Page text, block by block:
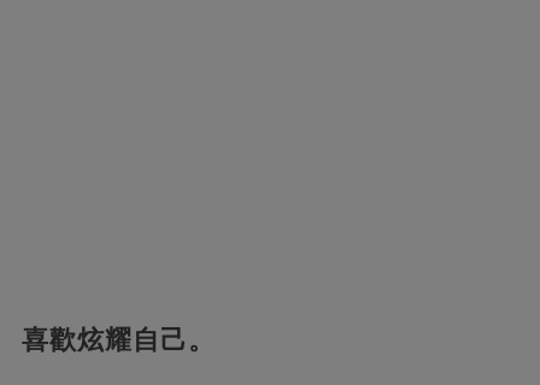
喜歡炫耀自己。